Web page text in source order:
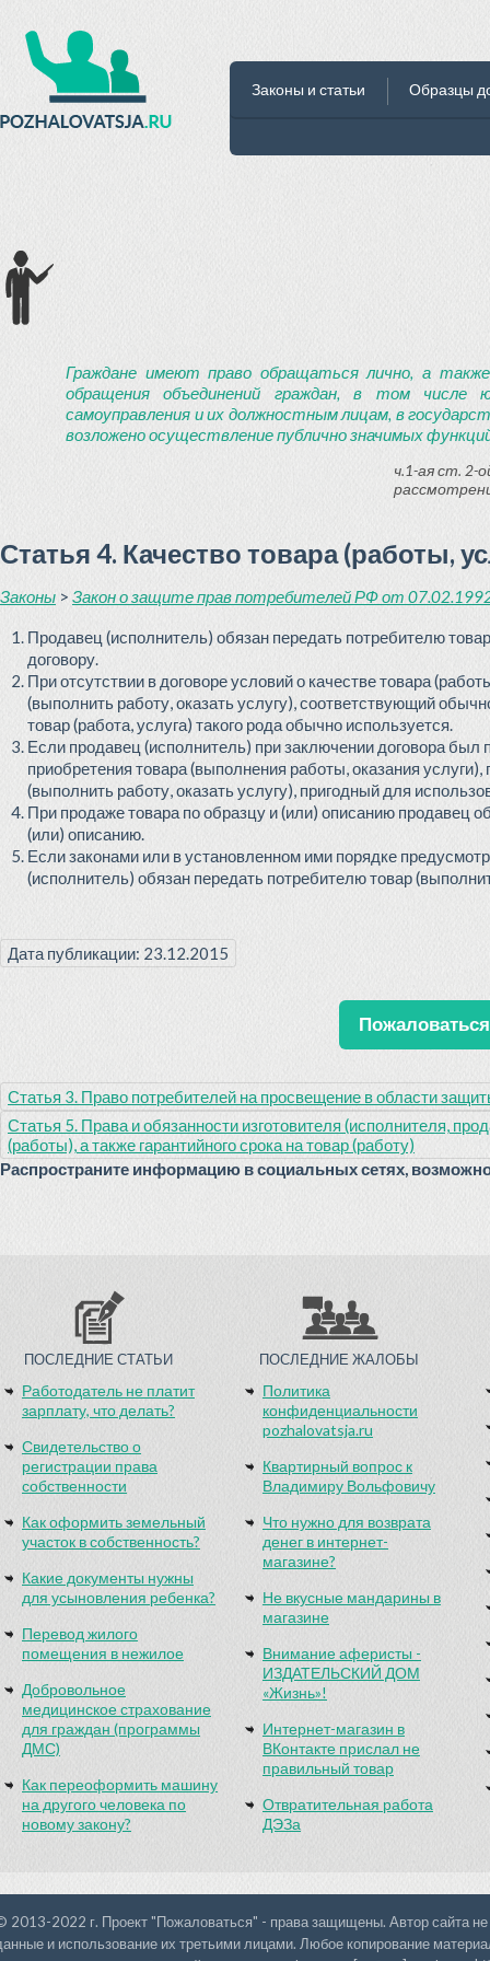
Законы и статьи Образцы
Граждане имеют право обращаться лично, а
обращения объединений граждан, в том числе
самоуправления и их должностным лицам, в
возложено осуществление публично значимых
ч.1-ая ст. 2-
Статья 4. Качество товара (работы,
Законы > Закон о защите прав потребителей РФ от
Продавец (исполнитель) обязан передать потребителю
договору.
При отсутствии в договоре условий о качестве товара
(выполнить работу, оказать услугу), соответствующий
товар (работа, услуга) такого рода обычно используется.
Если продавец (исполнитель) при заключении договора был
приобретения товара (выполнения работы, оказания
(выполнить работу, оказать услугу), пригодный для
При продаже товара по образцу и (или) описанию продавец
(или) описанию.
Если законами или в установленном ими порядке
(исполнитель) обязан передать потребителю товар
Дата публикации: 23.12.2015
Статья 3. Право потребителей на просвещение в области
Статья 5. Права и обязанности изготовителя (исполнителя,
(работы), а также гарантийного срока на товар (работу)
Распространите информацию в социальных сетях,
ПОСЛЕДНИЕ СТАТЬИ
Работодатель не платит
зарплату, что делать?
Свидетельство о
регистрации права
собственности
Как оформить земельный
участок в собственность?
Какие документы нужны
для усыновления ребенка?
Перевод жилого
помещения в нежилое
Добровольное
медицинское страхование
для граждан (программы
ДМС)
Как переоформить машину
на другого человека по
новому закону?
ПОСЛЕДНИЕ ЖАЛОБЫ
Политика
конфиденциальности
pozhalovatsja.ru
Квартирный вопрос к
Владимиру Вольфовичу
Что нужно для возврата
денег в интернет-
магазине?
Не вкусные мандарины в
магазине
Внимание аферисты -
ИЗДАТЕЛЬСКИЙ ДОМ
«Жизнь»!
Интернет-магазин в
ВКонтакте прислал не
правильный товар
Отвратительная работа
ДЭЗа
2013-2022 г. Проект "Пожаловаться" - права защищены. Автор сайта не
и использование их третьими лицами. Любое копирование